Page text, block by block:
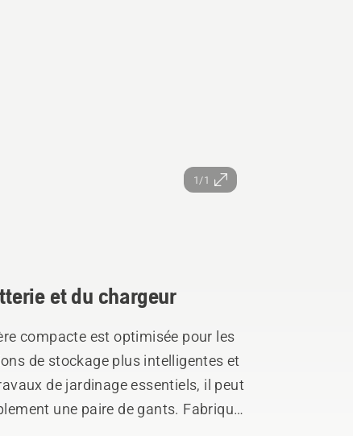
1/1
et du chargeur
compacte est optimisée pour les
de stockage plus intelligentes et
de jardinage essentiels, il peut
une paire de gants. Fabriqué